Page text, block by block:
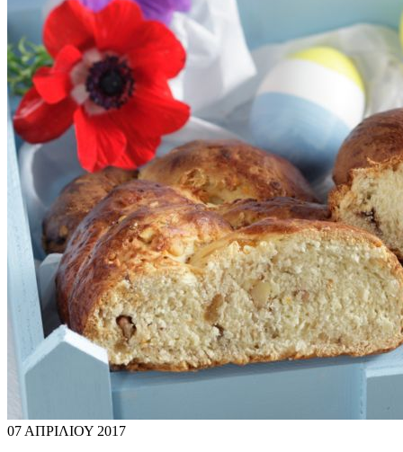
07 ΑΠΡΙΛΙΟΥ 2017